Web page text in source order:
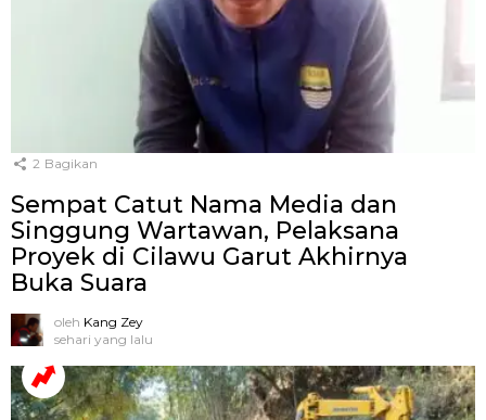
2 Bagikan
Sempat Catut Nama Media dan
Singgung Wartawan, Pelaksana
Proyek di Cilawu Garut Akhirnya
Buka Suara
oleh Kang Zey
sehari yang lalu